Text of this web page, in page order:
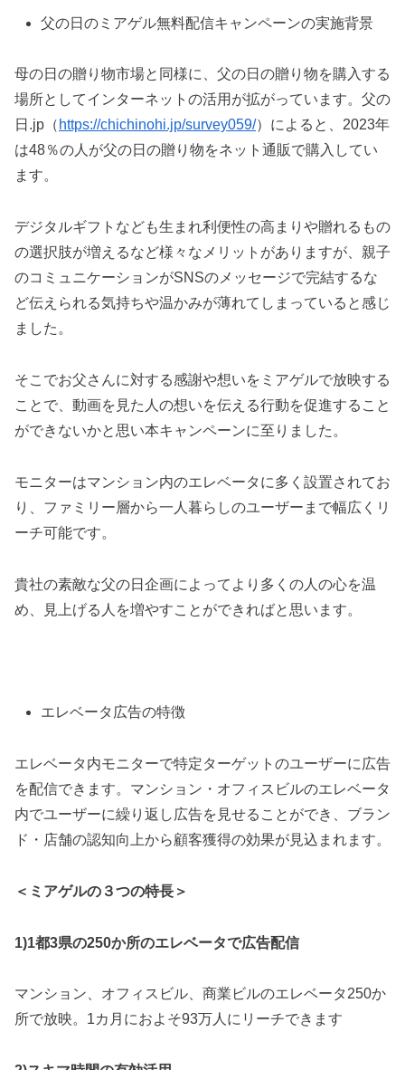
父の日のミアゲル無料配信キャンペーンの実施背景
母の日の贈り物市場と同様に、父の日の贈り物を購入する
場所としてインターネットの活用が拡がっています。父の
日.jp（ https://chichinohi.jp/survey059/）によると、2023年
は48％の人が父の日の贈り物をネット通販で購入してい
ます。
デジタルギフトなども生まれ利便性の高まりや贈れるもの
の選択肢が増えるなど様々なメリットがありますが、親子
のコミュニケーションがSNSのメッセージで完結するな
ど伝えられる気持ちや温かみが薄れてしまっていると感じ
ました。
そこでお父さんに対する感謝や想いをミアゲルで放映する
ことで、動画を見た人の想いを伝える行動を促進すること
ができないかと思い本キャンペーンに至りました。
モニターはマンション内のエレベータに多く設置されてお
り、ファミリー層から一人暮らしのユーザーまで幅広くリ
ーチ可能です。
貴社の素敵な父の日企画によってより多くの人の心を温
め、見上げる人を増やすことができればと思います。
エレベータ広告の特徴
エレベータ内モニターで特定ターゲットのユーザーに広告
を配信できます。マンション・オフィスビルのエレベータ
内でユーザーに繰り返し広告を見せることができ、ブラン
ド・店舗の認知向上から顧客獲得の効果が見込まれます。
＜ミアゲルの３つの特長＞
1)1都3県の250か所のエレベータで広告配信
マンション、オフィスビル、商業ビルのエレベータ250か
所で放映。1カ月におよそ93万人にリーチできます